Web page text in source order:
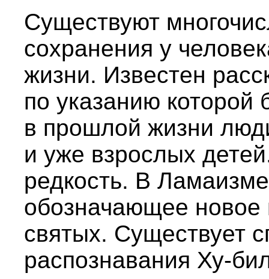
Существуют
сохранения у
жизни. Известен
по указанию
в прошлой жизни
и уже взрослых
редкость. В
обозначающее
святых. Существует
распознавания Ху-